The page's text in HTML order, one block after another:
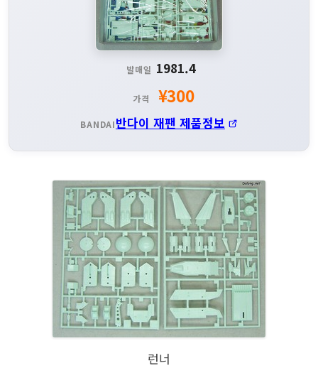
발매일 1981.4
가격 ¥300
BANDAI반다이 재팬 제품정보
런너